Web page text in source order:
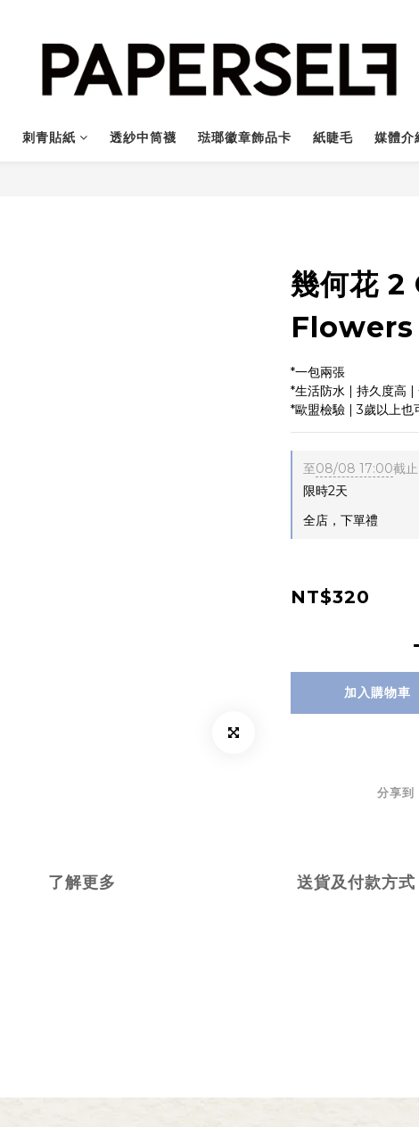
刺青貼紙 透紗中筒襪 琺瑯徽章飾品卡 紙睫毛 媒體介
幾何花
Flowers
*一包兩張
*生活防水 | 持久度高 |
*歐盟檢驗 | 3歲以上也
至08/08 17:00截止
限時2天
全店，下單禮
NT$320
加入購物車
分享到
了解更多 送貨及付款方式